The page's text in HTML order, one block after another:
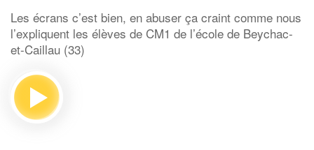
Les écrans c’est bien, en abuser ça craint comme nous
l’expliquent les élèves de CM1 de l’école de Beychac-
et-Caillau (33)